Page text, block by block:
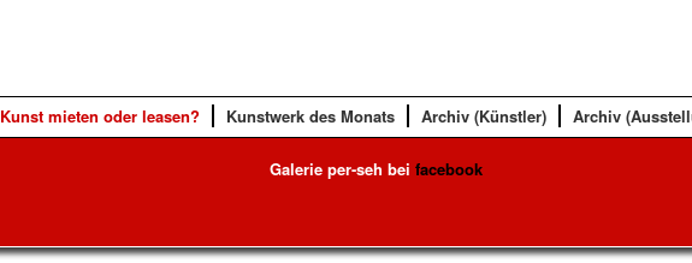
Kunst mieten oder leasen? Kunstwerk des Monats Archiv (Künstler) Archiv
Galerie per-seh bei facebook